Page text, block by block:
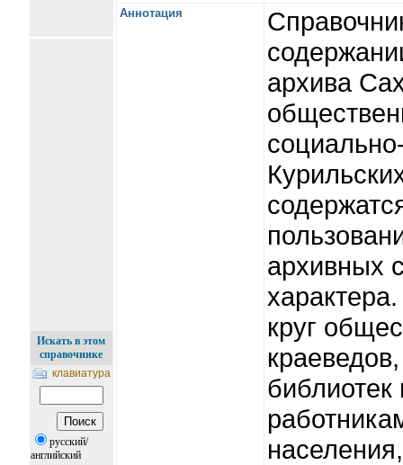
Аннотация
архива
архивных
круг
Искать в этом
справочнике
клавиатура
русский/
английский